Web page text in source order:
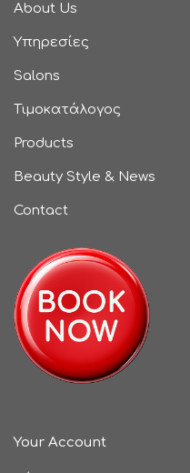
About Us
Υπηρεσίες
Salons
Τιμοκατάλογος
Products
Beauty Style & News
Contact
Your Account